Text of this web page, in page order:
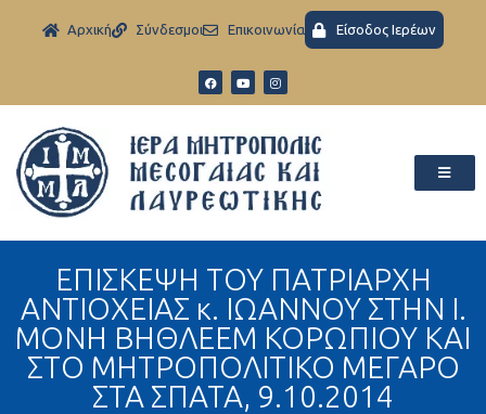
Aρχική Σύνδεσμοι Eπικοινωνία Είσοδος Ιερέων
ΕΠΙΣΚΕΨΗ ΤΟΥ ΠΑΤΡΙΑΡΧΗ
ΑΝΤΙΟΧΕΙΑΣ κ. ΙΩΑΝΝΟΥ ΣΤΗΝ Ι.
ΜΟΝΗ ΒΗΘΛΕΕΜ ΚΟΡΩΠΙΟΥ ΚΑΙ
ΣΤΟ ΜΗΤΡΟΠΟΛΙΤΙΚΟ ΜΕΓΑΡΟ
ΣΤΑ ΣΠΑΤΑ, 9.10.2014